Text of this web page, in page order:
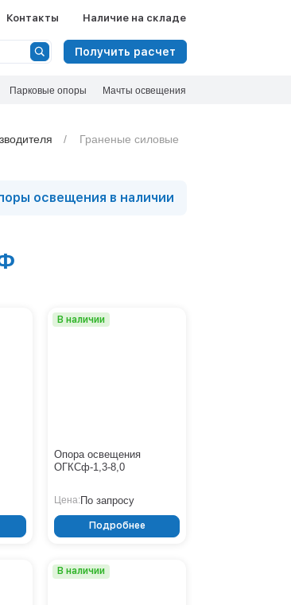
Контакты Наличие на складе
Получить расчет
Парковые опоры Мачты освещения
Граненые силовые
освещения в наличии
Сбросить
Вид опоры
Несиловые опоры
Граненая
МСО-ПГ
ОСГК
ОСГКп
ТАНС (СФГ)
Ясень
Высота, м
В наличии
Опора освещения
ОГКСф-1,3-8,0
Цена:По запросу
Подробнее
В наличии